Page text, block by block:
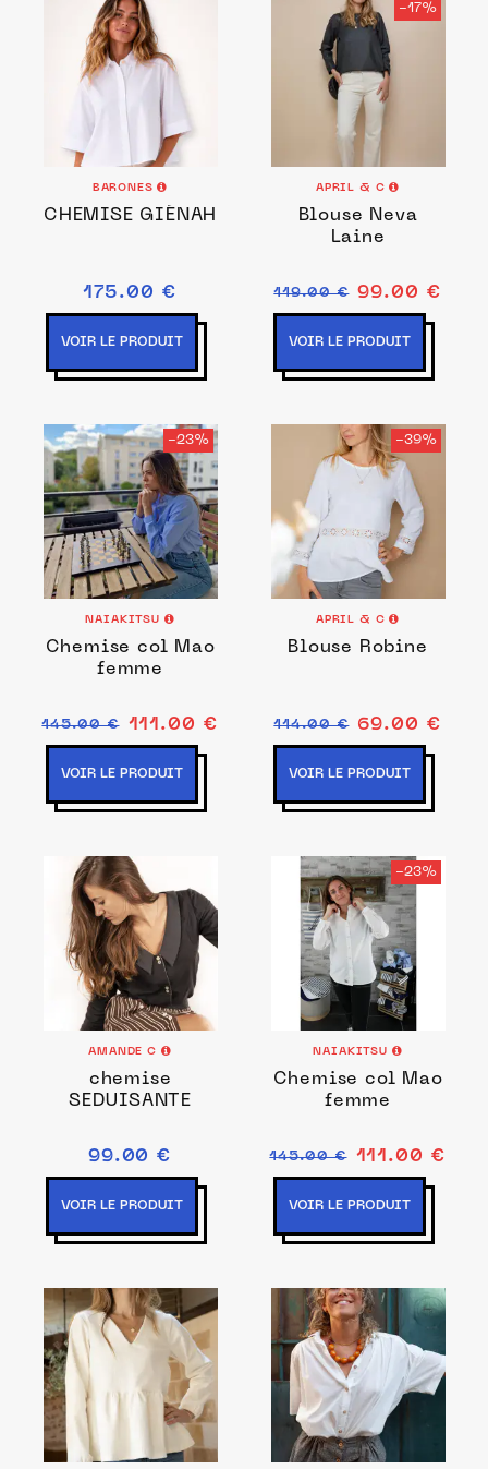
BARONES
CHEMISE GIÉNAH
175.00 €
VOIR LE PRODUIT
-17%
APRIL & C
Blouse Neva
Laine
119.00 € 99.00 €
VOIR LE PRODUIT
-23%
NAIAKITSU
Chemise col Mao
femme
145.00 € 111.00 €
VOIR LE PRODUIT
-39%
APRIL & C
Blouse Robine
114.00 € 69.00 €
VOIR LE PRODUIT
AMANDE C
chemise
SEDUISANTE
99.00 €
VOIR LE PRODUIT
-23%
NAIAKITSU
Chemise col Mao
femme
145.00 € 111.00 €
VOIR LE PRODUIT